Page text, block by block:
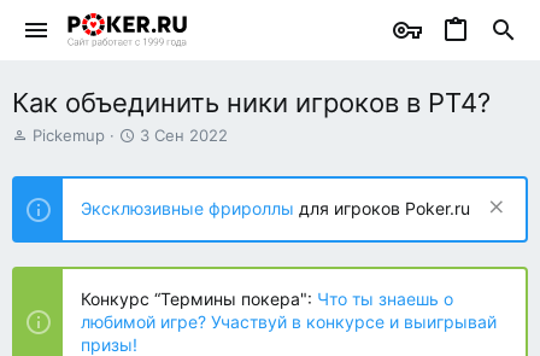
Как объединить ники игроков в PT4?
А
т
о
р
т
е
ы
Pickemup
Д
т
н
а
ч
л
а
3 Сен 2022
Эксклюзивные фрироллы для игроков Poker.ru
Конкурс “Термины покера": Что ты знаешь о
любимой игре? Участвуй в конкурсе и выигрывай
призы!